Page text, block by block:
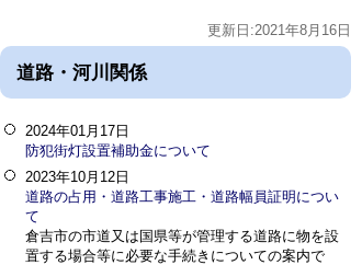
更新日:2021年8月16日
道路・河川関係
2024年01月17日
防犯街灯設置補助金について
2023年10月12日
道路の占用・道路工事施工・道路幅員証明につい
て
倉吉市の市道又は国県等が管理する道路に物を設
置する場合等に必要な手続きについての案内で